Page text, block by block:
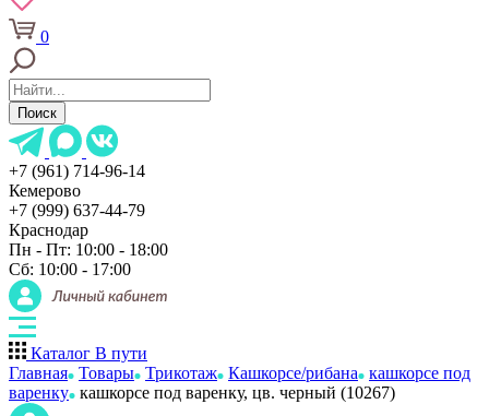
0
Поиск
+7 (961) 714-96-14
Кемерово
+7 (999) 637-44-79
Краснодар
Пн - Пт: 10:00 - 18:00
Сб: 10:00 - 17:00
Каталог В пути
Главная Товары Трикотаж Кашкорсе/рибана
кашкорсе под
варенку кашкорсе под варенку, цв. черный (10267)